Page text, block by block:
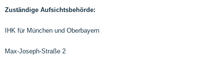
Zuständige Aufsichtsbehörde:
IHK für München und Oberbayern
Max-Joseph-Straße 2